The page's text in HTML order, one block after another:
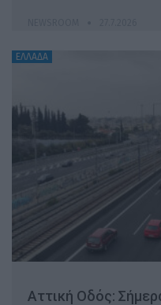
ΕΛΛΑΔΑ
Αττική Οδός: